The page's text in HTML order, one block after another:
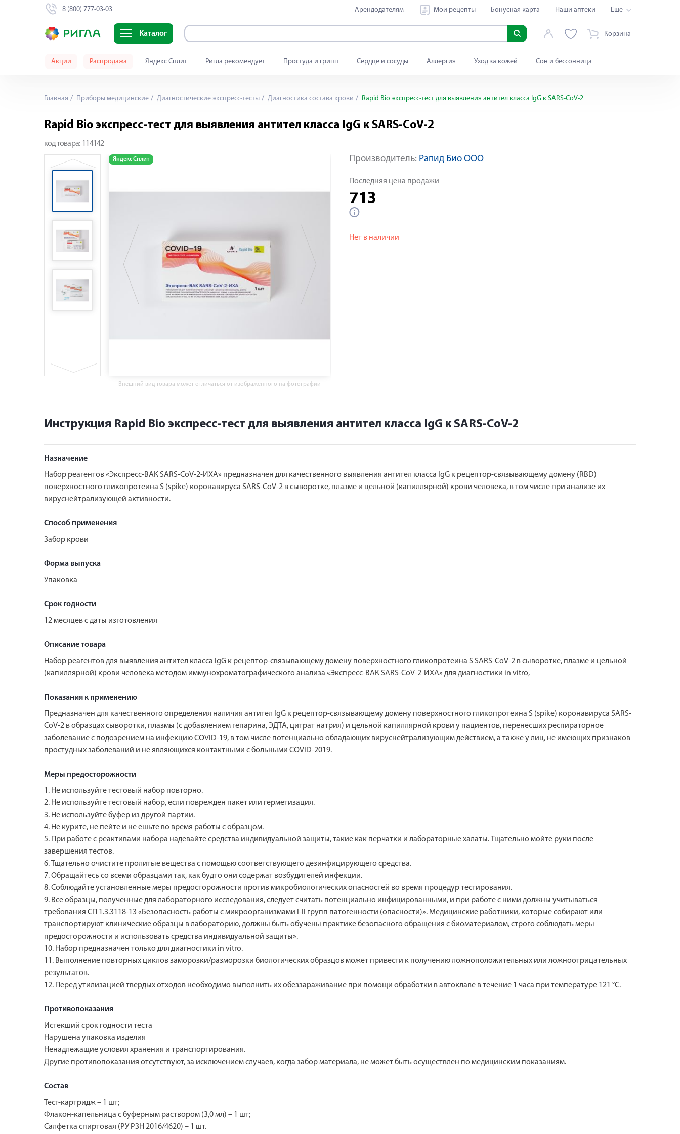
8 (800) 777-03-03 Арендодателям Мои рецепты Бонусная карта Наши аптеки Еще
Каталог Корзина
Акции Распродажа Яндекс Сплит Ригла рекомендует Простуда и грипп Сердце и сосуды Аллергия Уход за кожей Сон и бессонница
Главная Приборы медицинские Диагностические экспресс-тесты Диагностика состава крови Rapid Bio экспресс-тест для выявления антител класса IgG к SARS-CoV-2
Rapid Bio экспресс-тест для выявления антител класса IgG к SARS-CoV-2
код товара: 114142
Яндекс Сплит Яндекс Сплит
Внешний вид товара может отличаться от изображённого на фотографии
Производитель: Рапид Био ООО
Последняя цена продажи
713
Нет в наличии
Инструкция Rapid Bio экспресс-тест для выявления антител класса IgG к SARS-CoV-2
Назначение
Набор реагентов «Экспресс-ВАК SARS-CoV-2-ИХА» предназначен для качественного выявления антител класса IgG к рецептор-связывающему домену (RBD)
поверхностного гликопротеина S (spike) коронавируса SARS-CoV-2 в сыворотке, плазме и цельной (капиллярной) крови человека, в том числе при анализе их
вируснейтрализующей активности.
Способ применения
Забор крови
Форма выпуска
Упаковка
Срок годности
12 месяцев с даты изготовления
Описание товара
Набор реагентов для выявления антител класса IgG к рецептор-связывающему домену поверхностного гликопротеина S SARS-CoV-2 в сыворотке, плазме и цельной
(капиллярной) крови человека методом иммунохроматографического анализа «Экспресс-ВАК SARS-CoV-2-ИХА» для диагностики in vitro,
Показания к применению
Предназначен для качественного определения наличия антител IgG к рецептор-связывающему домену поверхностного гликопротеина S (spike) коронавируса SARS-
CoV-2 в образцах сыворотки, плазмы (с добавлением гепарина, ЭДТА, цитрат натрия) и цельной капиллярной крови у пациентов, перенесших респираторное
заболевание с подозрением на инфекцию COVID-19, в том числе потенциально обладающих вируснейтрализующим действием, а также у лиц, не имеющих признаков
простудных заболеваний и не являющихся контактными с больными COVID-2019.
Меры предосторожности
1. Не используйте тестовый набор повторно.
2. Не используйте тестовый набор, если поврежден пакет или герметизация.
3. Не используйте буфер из другой партии.
4. Не курите, не пейте и не ешьте во время работы с образцом.
5. При работе с реактивами набора надевайте средства индивидуальной защиты, такие как перчатки и лабораторные халаты. Тщательно мойте руки после
завершения тестов.
6. Тщательно очистите пролитые вещества с помощью соответствующего дезинфицирующего средства.
7. Обращайтесь со всеми образцами так, как будто они содержат возбудителей инфекции.
8. Соблюдайте установленные меры предосторожности против микробиологических опасностей во время процедур тестирования.
9. Все образцы, полученные для лабораторного исследования, следует считать потенциально инфицированными, и при работе с ними должны учитываться
требования СП 1.3.3118-13 «Безопасность работы с микроорганизмами I-II групп патогенности (опасности)». Медицинские работники, которые собирают или
транспортируют клинические образцы в лабораторию, должны быть обучены практике безопасного обращения с биоматериалом, строго соблюдать меры
предосторожности и использовать средства индивидуальной защиты».
10. Набор предназначен только для диагностики in vitro.
11. Выполнение повторных циклов заморозки/разморозки биологических образцов может привести к получению ложноположительных или ложноотрицательных
результатов.
12. Перед утилизацией твердых отходов необходимо выполнить их обеззараживание при помощи обработки в автоклаве в течение 1 часа при температуре 121 °C.
Противопоказания
Истекший срок годности теста
Нарушена упаковка изделия
Ненадлежащие условия хранения и транспортирования.
Другие противопоказания отсутствуют, за исключением случаев, когда забор материала, не может быть осуществлен по медицинским показаниям.
Состав
Тест-картридж – 1 шт;
Флакон-капельница с буферным раствором (3,0 мл) – 1 шт;
Салфетка спиртовая (РУ РЗН 2016/4620) – 1 шт.